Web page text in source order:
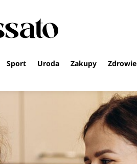
Sport Uroda Zakupy Zdrowie